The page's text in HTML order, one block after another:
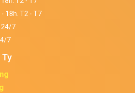
- 18h. T2 - T7
24/7
7